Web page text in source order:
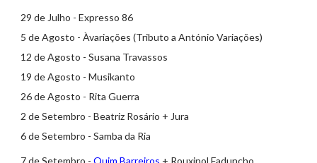
29 de Julho - Expresso 86
5 de Agosto - Àvariações (Tributo a António Variações)
12 de Agosto - Susana Travassos
19 de Agosto - Musikanto
26 de Agosto - Rita Guerra
2 de Setembro - Beatriz Rosário + Jura
6 de Setembro - Samba da Ria